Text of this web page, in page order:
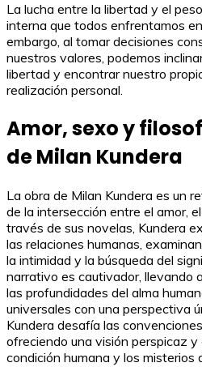
La lucha entre la libertad y el
interna que todos enfrentamos
embargo, al tomar decisiones
nuestros valores, podemos
libertad y encontrar nuestro
realización personal.
Amor, sexo y
de Milan Kundera
La obra de Milan Kundera es un
de la intersección entre el amor,
través de sus novelas, Kundera
las relaciones humanas,
la intimidad y la búsqueda del
narrativo es cautivador, llevando
las profundidades del alma
universales con una perspectiva
Kundera desafía las
ofreciendo una visión perspicaz y
condición humana y los misterios